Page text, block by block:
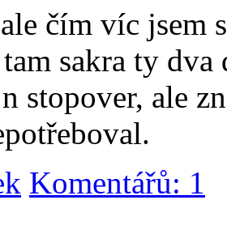
čím víc jsem
sakra ty
stopover, ale
Komentářů: 1